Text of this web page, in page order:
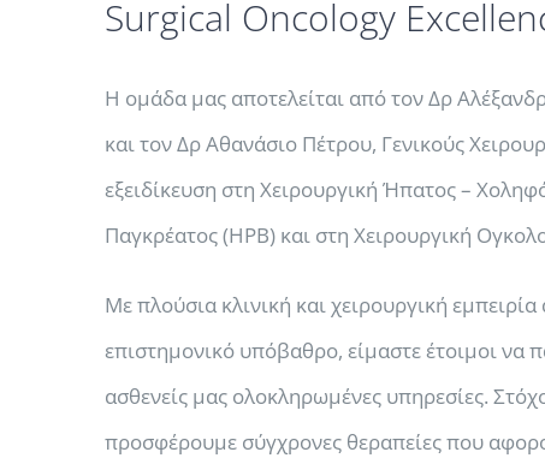
Surgical Oncology
Η ομάδα μας αποτελείται από τον Δρ
και τον Δρ Αθανάσιο Πέτρου, Γενικούς
εξειδίκευση στη Χειρουργική Ήπατος –
Παγκρέατος (HPB) και στη Χειρουργική
Με πλούσια κλινική και χειρουργική
επιστημονικό υπόβαθρο, είμαστε έτοιμοι να
ασθενείς μας ολοκληρωμένες υπηρεσίες.
προσφέρουμε σύγχρονες θεραπείες που